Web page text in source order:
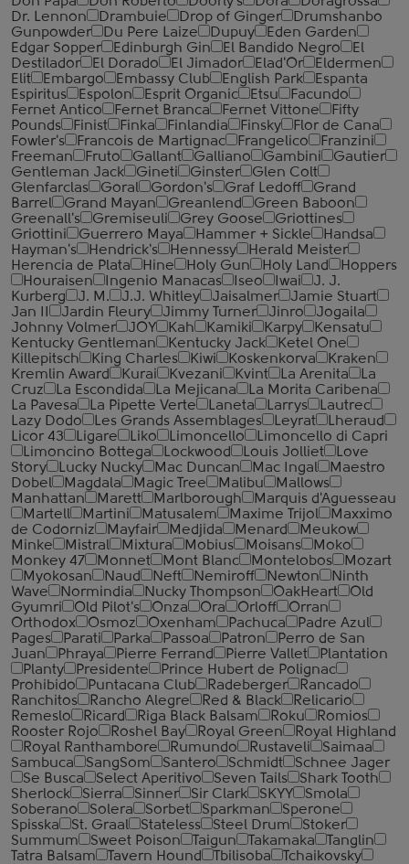
Dr. Lennon
Drambuie Drop of Ginger
Drumshanbo
Gunpowder
Du Pere Laize Dupuy
Eden Garden
Edgar Sopper
Edinburgh Gin El Bandido Negro
El
Destilador
El Dorado El Jimador Elad'Or
Eldermen
Elit
Embargo Embassy Club English Park
Espanta
Espiritus
Espolon Esprit Organic Etsu
Facundo
Fernet Antico
Fernet Branca Fernet Vittone
Fifty
Pounds
Finist Finka Finlandia Finsky
Flor de Cana
Fowler's
Francois de Martignac Frangelico
Franzini
Freeman
Fruto Gallant Galliano Gambini
Gautier
Gentleman Jack
Gineti Ginster
Glen Colt
Glenfarclas
Goral Gordon's Graf Ledoff
Grand
Barrel
Grand Mayan Greanlend
Green Baboon
Greenall's
Gremiseuli Grey Goose
Griottines
Griottini
Guerrero Maya Hammer + Sickle
Handsa
Hayman's
Hendrick's Hennessy
Herald Meister
Herencia de Plata
Hine Holy Gun Holy Land
Hoppers
Houraisen
Ingenio Manacas Iseo Iwai
J. J.
Kurberg
J. M. J.J. Whitley Jaisalmer
Jamie Stuart
Jan II
Jardin Fleury Jimmy Turner Jinro
Jogaila
Johnny Volmer
JOY Kah Kamiki Karpy
Kensatu
Kentucky Gentleman
Kentucky Jack
Ketel One
Killepitsch
King Charles Kiwi Koskenkorva
Kraken
Kremlin Award
Kurai Kvezani Kvint La Arenita
La
Cruz
La Escondida La Mejicana
La Morita Caribena
La Pavesa
La Pipette Verte Laneta Larrys
Lautrec
Lazy Dodo
Les Grands Assemblages Leyrat
Lheraud
Licor 43
Ligare Liko Limoncello
Limoncello di Capri
Limoncino Bottega
Lockwood Louis Jolliet
Love
Story
Lucky Nucky Mac Duncan Mac Ingal
Maestro
Dobel
Magdala Magic Tree Malibu
Mallows
Manhattan
Marett Marlborough
Marquis d'Aguesseau
Martell
Martini Matusalem Maxime Trijol
Maxximo
de Codorniz
Mayfair Medjida Menard
Meukow
Minke
Mistral Mixtura Mobius Moisans
Moko
Monkey 47
Monnet Mont Blanc Montelobos
Mozart
Myokosan
Naud Neft Nemiroff Newton
Ninth
Wave
Normindia Nucky Thompson OakHeart
Old
Gyumri
Old Pilot's Onza Ora Orloff
Orran
Orthodox
Osmoz Oxenham Pachuca
Padre Azul
Pages
Parati Parka Passoa Patron
Perro de San
Juan
Phraya Pierre Ferrand Pierre Vallet
Plantation
Planty
Presidente
Prince Hubert de Polignac
Prohibido
Puntacana Club Radeberger
Rancado
Ranchitos
Rancho Alegre Red & Black
Relicario
Remeslo
Ricard Riga Black Balsam Roku
Romios
Rooster Rojo
Roshel Bay Royal Green
Royal Highland
Royal Ranthambore
Rumundo Rustaveli
Saimaa
Sambuca
SangSom Santero Schmidt
Schnee Jager
Se Busca
Select Aperitivo Seven Tails
Shark Tooth
Sherlock
Sierra Sinner Sir Clark SKYY
Smola
Soberano
Solera Sorbet Sparkman
Sperone
Spisska
St. Graal Stateless Steel Drum
Stoker
Summum
Sweet Poison Taigun Takamaka
Tanglin
Tatra Balsam
Tavern Hound Tbilisoba
Tchaikovsky